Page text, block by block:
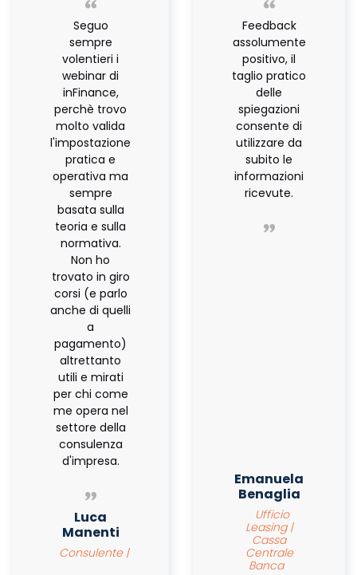
Seguo
sempre
volentieri i
webinar di
inFinance,
perchè trovo
molto valida
l'impostazione
pratica e
operativa ma
sempre
basata sulla
teoria e sulla
normativa.
Non ho
trovato in giro
corsi (e parlo
anche di quelli
a
pagamento)
altrettanto
utili e mirati
per chi come
me opera nel
settore della
consulenza
d'impresa.
Luca
Manenti
Consulente |
Feedback
assolumente
positivo, il
taglio pratico
delle
spiegazioni
consente di
utilizzare da
subito le
informazioni
ricevute.
Emanuela
Benaglia
Ufficio
Leasing |
Cassa
Centrale
Banca